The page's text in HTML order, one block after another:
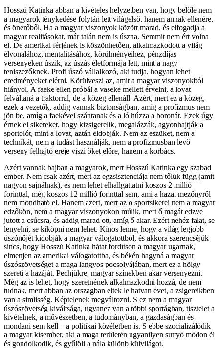
Hosszú Katinka abban a kivételes helyzetben van, hogy belőle nem
a magyarok ténykedése folytán lett világelső, hanem annak ellenére,
és önerőből. Ha a magyar viszonyok között marad, és elfogadja a
magyar realitásokat, már talán nem is úszna. Semmit nem ért volna
el. De amerikai férjének is köszönhetően, alkalmazkodott a világ
élvonalához, mentalitásához, körülményeihez, pénzdíjas
versenyeken úszik, az úszás életformája lett, mint a nagy
teniszezőknek. Profi úszó vállalkozó, aki tudja, hogyan lehet
eredményeket elérni. Körülveszi az, amit a magyar viszonyokból
hiányol. A faeke ellen próbál a vaseke mellett érvelni, a lovat
felváltaná a traktorral, de a közeg ellenáll. Azért, mert ez a közeg,
ezek a vezetők, addig vannak biztonságban, amíg a profizmus nem
jön be, amíg a faekével szántanak és a ló húzza a boronát. Ezek úgy
érnek el sikereket, hogy kizsigerelik, megalázzák, agyonhajtják a
sportolót, mint a lovat, aztán eldobják. Nem az eszüket, nem a
technikát, nem a tudást használják, nem a profizmusban levő
verseny felhajtó ereje viszi őket előre, hanem a korbács.
Azért vannak bajban a magyarok, mert Hosszú Katinka egy szabad
ember. Nem csak azért, mert az egzsisztenciája nem tőlük függ (amit
nagyon sajnálnak), és nem lehet elhallgattatni koszos 2 millió
forinttal, még koszos 12 millió forinttal sem, ami a hazai mezőnyről
nem mondható el. Hanem azért, mert az ő sportsikerei nem a magyar
edzőkön, nem a magyar viszonyokon múlik, mert ő magát edzve
jutott a csúcsra, és addig marad ott, amíg ő akar. Ezért nehéz falat, se
lenyelni, se kiköpni nem lehet. Kínos lenne, hogy a világ legjobb
úszónőjét kidobják a magyar válogatottból, és akkora szerencséjük
sincs, hogy Hosszú Katinka hátat fordítson a magyar ugarnak,
elmenjen az amerikai válogatottba, és békén hagyná a magyar
úszószövetséget a maga langyos pocsolyájában, mert ez a hölgy
szereti a hazáját. Pechjükre, magyar színekben akar versenyezni.
Még az is lehet, hogy szeretnének alkalmazkodni hozzá, de nem
tudnak, mert abban az országban éltek le hatvan évet, a zsigereikben
van a simlisség. Képtelenek megváltozni. S ez nem a magyar
úszószövetség kiváltsága, ugyanez van a többi sportágban, tisztelet a
kivételnek, a művészetben, a tudományban, a gazdaságban és –
mondani sem kell – a politikai közéletben is. S ebbe szocializálódik
a magyar kisember, aki a maga területén ugyanilyen suttyó módon él
és gondolkodik, és gyűlöli a nála különb külvilágot.